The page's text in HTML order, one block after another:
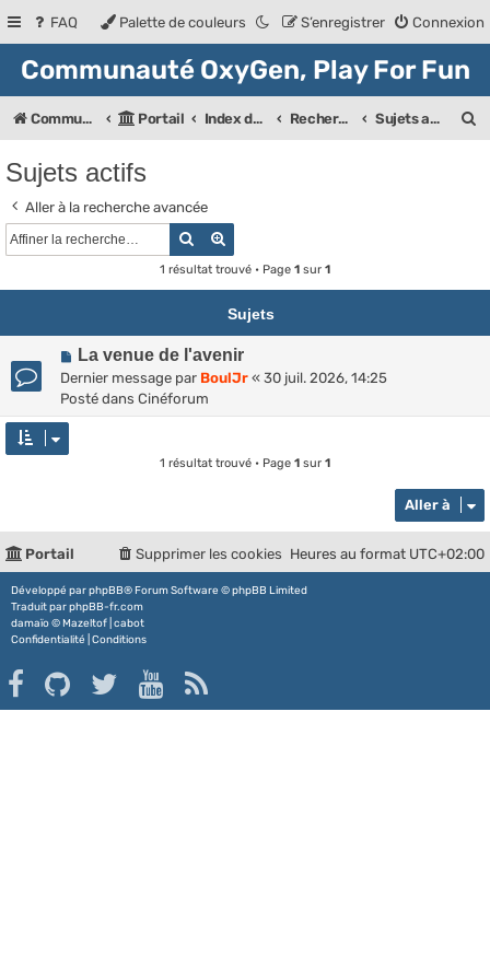
FAQ Connexion
S’enregistrer
Palette de couleurs
Communauté OxyGen, Play For Fun
Communauté OXyGeN Portail Index des forums Rechercher Sujets actifs
h
Sujets actifs
Aller à la recherche avancée
Rechercher
1 résultat trouvé • Page 1 sur 1
Sujets
N
o
u
v
s
g
e
La venue de l'avenir
Dernier message par BoulJr « 30 juil. 2026, 14:25
Posté dans Cinéforum
1 résultat trouvé • Page 1 sur 1
Aller à
Portail Heures au format UTC+02:00
Supprimer les cookies
Développé parphpBB® Forum Software © phpBB Limited
Traduit parphpBB-fr.com
damaïo © Mazeltof cabot
Confidentialité Conditions